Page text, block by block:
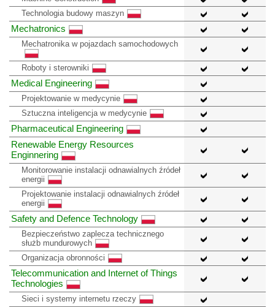
Technologia budowy maszyn
Mechatronics
Mechatronika w pojazdach samochodowych
Roboty i sterowniki
Medical Engineering
Projektowanie w medycynie
Sztuczna inteligencja w medycynie
Pharmaceutical Engineering
Renewable Energy Resources
Enginnering
Monitorowanie instalacji odnawialnych źródeł
energii
Projektowanie instalacji odnawialnych źródeł
energii
Safety and Defence Technology
Bezpieczeństwo zaplecza technicznego
służb mundurowych
Organizacja obronności
Telecommunication and Internet of Things
Technologies
Sieci i systemy internetu rzeczy